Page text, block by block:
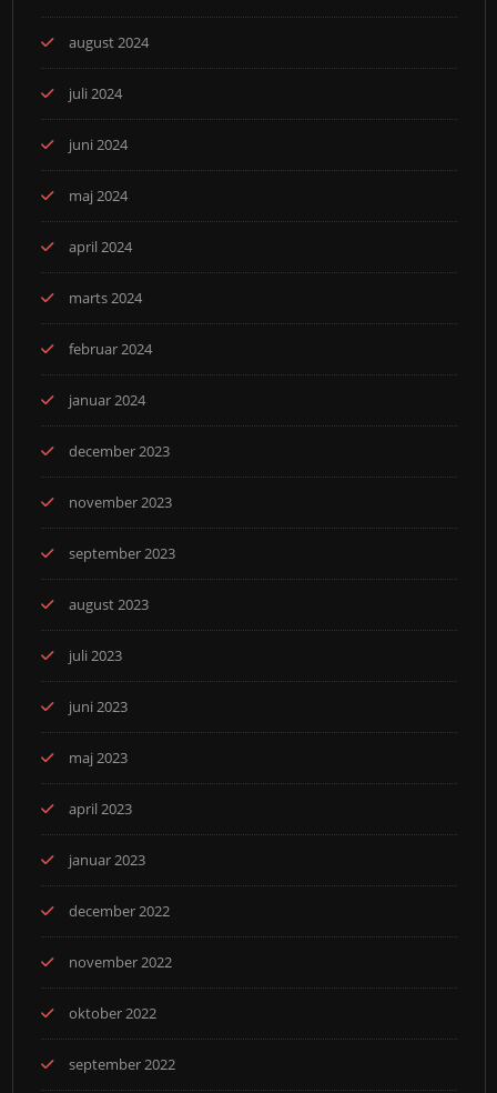
august 2024
juli 2024
juni 2024
maj 2024
april 2024
marts 2024
februar 2024
januar 2024
december 2023
november 2023
september 2023
august 2023
juli 2023
juni 2023
maj 2023
april 2023
januar 2023
december 2022
november 2022
oktober 2022
september 2022